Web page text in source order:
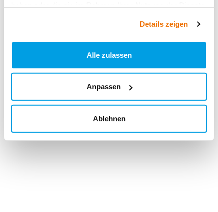
Details zeigen
Alle zulassen
Anpassen
Ablehnen